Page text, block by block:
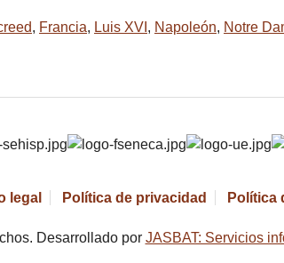
, Francia, Luis XVI , Napoleón, Notre
legal Política de privacidad Política
Desarrollado por JASBAT: Servicios